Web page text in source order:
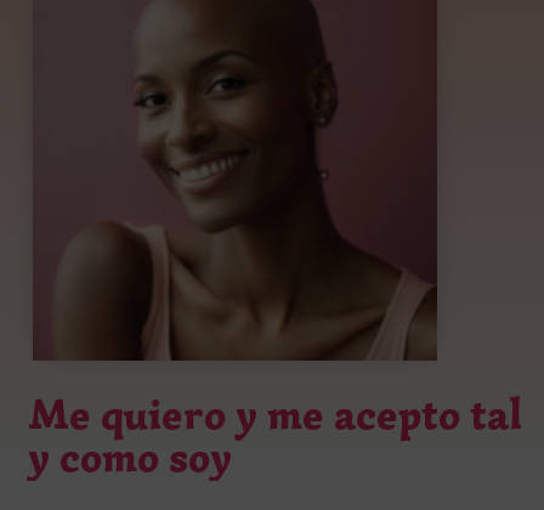
Me quiero y me acepto tal
y como soy